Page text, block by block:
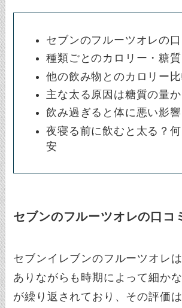
セブンのフルーツオレの
種類ごとのカロリー・糖
他の飲み物とのカロリー
主な太る原因は糖質の量か
飲み過ぎると体に悪い影響
夜寝る前に飲むと太る？
安
セブンのフルーツオレの口コ
セブンイレブンのフルーツオレ
ありながらも時期によって細か
が繰り返されており、その評価